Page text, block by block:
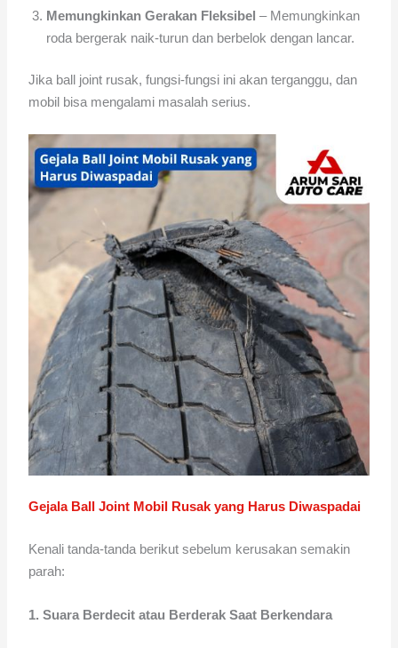
Memungkinkan Gerakan Fleksibel – Memungkinkan
roda bergerak naik-turun dan berbelok dengan lancar.
Jika ball joint rusak, fungsi-fungsi ini akan terganggu, dan
mobil bisa mengalami masalah serius.
Gejala Ball Joint Mobil Rusak yang Harus Diwaspadai
Kenali tanda-tanda berikut sebelum kerusakan semakin
parah:
1. Suara Berdecit atau Berderak Saat Berkendara